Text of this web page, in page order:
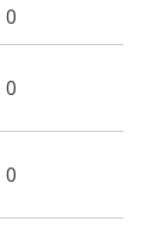
0
0
0